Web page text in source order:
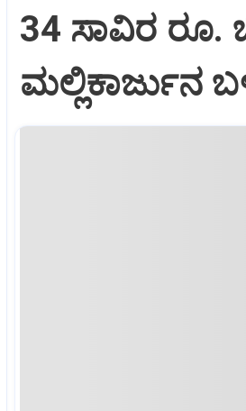
34 ಸಾವಿರ ರೂ.
ಮಲ್ಲಿಕಾರ್ಜುನ